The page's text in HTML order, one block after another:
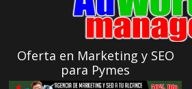
Oferta en Marketing y SEO
para Pymes